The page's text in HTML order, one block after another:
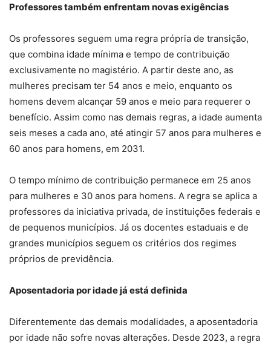
Professores também enfrentam novas exigências
Os professores seguem uma regra própria de transição,
que combina idade mínima e tempo de contribuição
exclusivamente no magistério. A partir deste ano, as
mulheres precisam ter 54 anos e meio, enquanto os
homens devem alcançar 59 anos e meio para requerer o
benefício. Assim como nas demais regras, a idade aumenta
seis meses a cada ano, até atingir 57 anos para mulheres e
60 anos para homens, em 2031.
O tempo mínimo de contribuição permanece em 25 anos
para mulheres e 30 anos para homens. A regra se aplica a
professores da iniciativa privada, de instituições federais e
de pequenos municípios. Já os docentes estaduais e de
grandes municípios seguem os critérios dos regimes
próprios de previdência.
Aposentadoria por idade já está definida
Diferentemente das demais modalidades, a aposentadoria
por idade não sofre novas alterações. Desde 2023, a regra